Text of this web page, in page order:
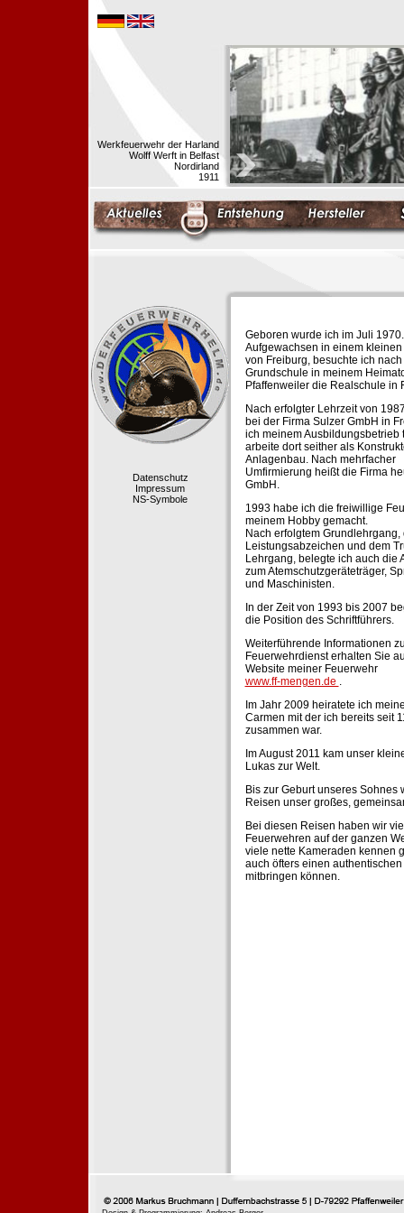
Werkfeuerwehr der Harland
Wolff Werft in Belfast
Nordirland
1911
Datenschutz
Impressum
NS-Symbole
Geboren wurde ich im Juli 1970.
Aufgewachsen in einem kleinen
von Freiburg, besuchte ich nach
Grundschule in meinem
Pfaffenweiler die Realschule in
Nach erfolgter Lehrzeit von
bei der Firma Sulzer GmbH in
ich meinem Ausbildungsbetrieb
arbeite dort seither als
Anlagenbau. Nach mehrfacher
Umfirmierung heißt die Firma
GmbH.
1993 habe ich die freiwillige
meinem Hobby gemacht.
Nach erfolgtem Grundlehrgang,
Leistungsabzeichen und dem
Lehrgang, belegte ich auch die
zum Atemschutzgeräteträger,
und Maschinisten.
In der Zeit von 1993 bis 2007
die Position des Schriftführers.
Weiterführende Informationen
Feuerwehrdienst erhalten Sie
Website meiner Feuerwehr
www.ff-mengen.de .
Im Jahr 2009 heiratete ich
Carmen mit der ich bereits seit
zusammen war.
Im August 2011 kam unser
Lukas zur Welt.
Bis zur Geburt unseres Sohnes
Reisen unser großes,
Bei diesen Reisen haben wir
Feuerwehren auf der ganzen
viele nette Kameraden kennen
auch öfters einen
mitbringen können.